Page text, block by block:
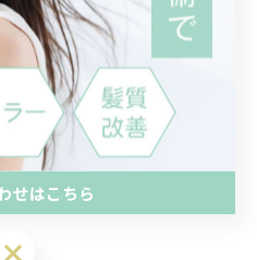
な悩みでも遠慮せずに相
とで、理想のヘアスタイル
題の美容室ワッ
せはこちら
せはこちら